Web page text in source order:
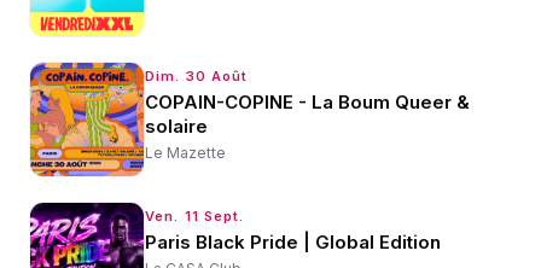
Dim. 30 Août
COPAIN-COPINE - La Boum Queer &
solaire
Le Mazette
Ven. 11 Sept.
Paris Black Pride | Global Edition